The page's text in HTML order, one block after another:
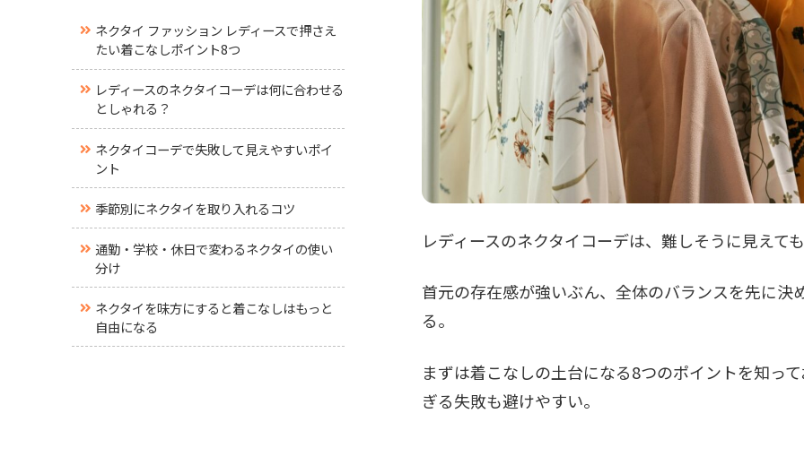
レディースのネクタイコーデは、難しそうに見えて
首元の存在感が強いぶん、全体のバランスを先に
る。
まずは着こなしの土台になる8つのポイントを知っ
ぎる失敗も避けやすい。
ネクタイ ファッション レディースで押さえ
たい着こなしポイント8つ
レディースのネクタイコーデは何に合わせる
としゃれる？
ネクタイコーデで失敗して見えやすいポイ
ント
季節別にネクタイを取り入れるコツ
通勤・学校・休日で変わるネクタイの使い
分け
ネクタイを味方にすると着こなしはもっと
自由になる